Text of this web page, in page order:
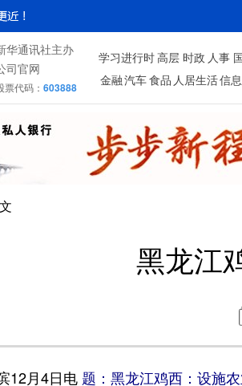
华通讯社主办
司官网
票代码： 603888
学习进行时 高层 时政 人事
金融 汽车 食品 人居生活信
黑龙江
月4日电 题：黑龙江鸡西：设施